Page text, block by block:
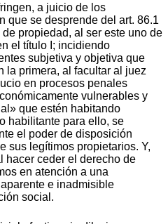
a juicio de los
que se desprende del art. 86.1
propiedad, al ser este uno de
el título I; incidiendo
subjetiva y objetiva que
la primera, al facultar al juez
en procesos penales
vulnerables y
que estén habitando
habilitante para ello, se
el poder de disposición
sus legítimos propietarios. Y,
hacer ceder el derecho de
en atención a una
e inadmisible
social.